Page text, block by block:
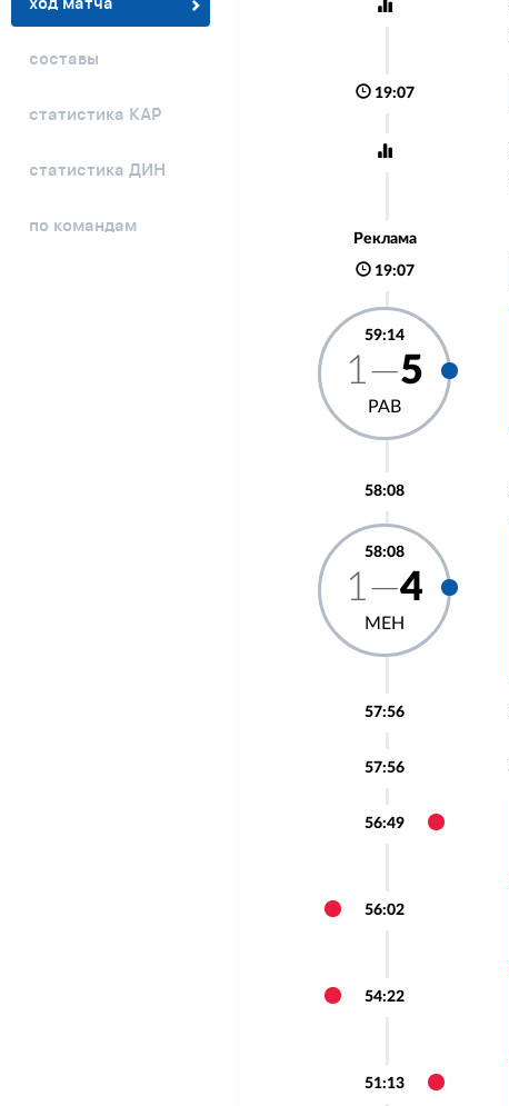
ход матча
составы
статистика КАР
статистика ДИН
по командам
19:07
Реклама
19:07
59:14
1—5
РАВ
58:08
58:08
1—4
МЕН
57:56
57:56
56:49
56:02
54:22
51:13